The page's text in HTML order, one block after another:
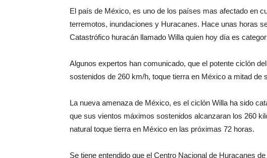
El país de México, es uno de los países mas afectado en
terremotos, inundaciones y Huracanes. Hace unas horas
Catastrófico huracán llamado Willa quien hoy día es
Algunos expertos han comunicado, que el potente ciclón
sostenidos de 260 km/h, toque tierra en México a mitad de
La nueva amenaza de México, es el ciclón Willa ha sido
que sus vientos máximos sostenidos alcanzaran los 260
natural toque tierra en México en las próximas 72 horas.
Se tiene entendido que el Centro Nacional de Huracanes